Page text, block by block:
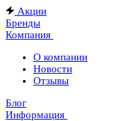
Акции
Бренды
Компания
О компании
Новости
Отзывы
Блог
Информация